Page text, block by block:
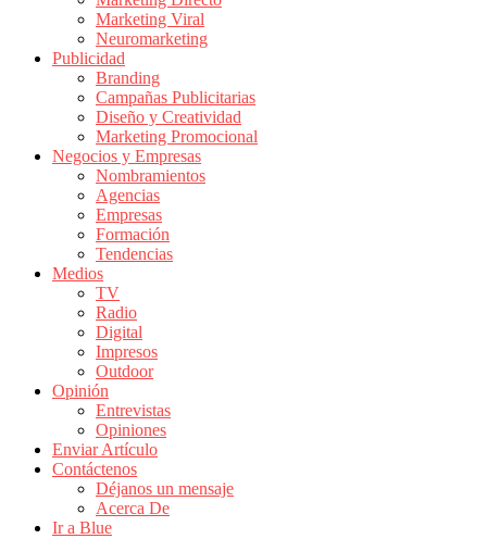
Colombia
Magazine
Publicidad
Marketing
Noticias
Actualidad
Mercadeo
Colombia
Revistas
Actualidad
Colombia
Marketing Viral
Neuromarketing
Publicidad
Branding
Campañas Publicitarias
Diseño y Creatividad
Marketing Promocional
Negocios y Empresas
Nombramientos
Agencias
Empresas
Formación
Tendencias
Medios
TV
Radio
Digital
Impresos
Outdoor
Opinión
Entrevistas
Opiniones
Enviar Artículo
Contáctenos
Déjanos un mensaje
Acerca De
Ir a Blue